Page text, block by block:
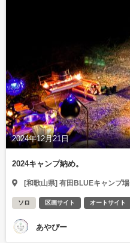
2024年12月21日
2024キャンプ納め。
[和歌山県] 有田BLUEキャンプ場
ソロ 区画サイト オートサイト
あやぴー